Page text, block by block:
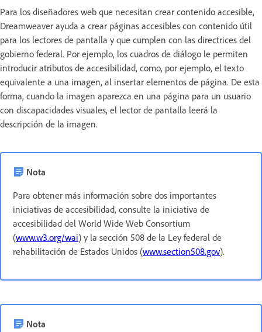
Para los diseñadores web que necesitan crear contenido accesible,
Dreamweaver ayuda a crear páginas accesibles con contenido útil
para los lectores de pantalla y que cumplen con las directrices del
gobierno federal. Por ejemplo, los cuadros de diálogo le permiten
introducir atributos de accesibilidad, como, por ejemplo, el texto
equivalente a una imagen, al insertar elementos de página. De esta
forma, cuando la imagen aparezca en una página para un usuario
con discapacidades visuales, el lector de pantalla leerá la
descripción de la imagen.
Nota
Para obtener más información sobre dos importantes
iniciativas de accesibilidad, consulte la iniciativa de
accesibilidad del World Wide Web Consortium
(www.w3.org/wai) y la sección 508 de la Ley federal de
rehabilitación de Estados Unidos (www.section508.gov).
Nota